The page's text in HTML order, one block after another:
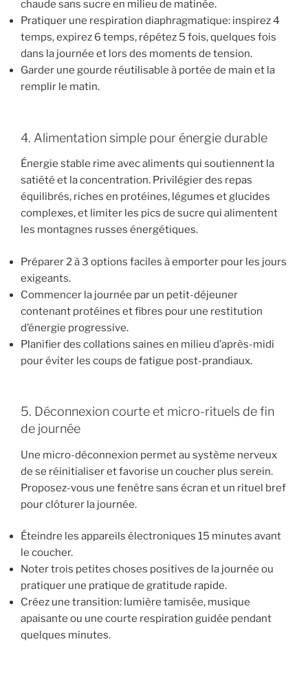
chaude sans sucre en milieu de matinée.
Pratiquer une respiration diaphragmatique: inspirez 4
temps, expirez 6 temps, répétez 5 fois, quelques fois
dans la journée et lors des moments de tension.
Garder une gourde réutilisable à portée de main et la
remplir le matin.
4. Alimentation simple pour énergie durable
Énergie stable rime avec aliments qui soutiennent la
satiété et la concentration. Privilégier des repas
équilibrés, riches en protéines, légumes et glucides
complexes, et limiter les pics de sucre qui alimentent
les montagnes russes énergétiques.
Préparer 2 à 3 options faciles à emporter pour les jours
exigeants.
Commencer la journée par un petit-déjeuner
contenant protéines et fibres pour une restitution
d’énergie progressive.
Planifier des collations saines en milieu d’après-midi
pour éviter les coups de fatigue post-prandiaux.
5. Déconnexion courte et micro-rituels de fin
de journée
Une micro-déconnexion permet au système nerveux
de se réinitialiser et favorise un coucher plus serein.
Proposez-vous une fenêtre sans écran et un rituel bref
pour clôturer la journée.
Éteindre les appareils électroniques 15 minutes avant
le coucher.
Noter trois petites choses positives de la journée ou
pratiquer une pratique de gratitude rapide.
Créez une transition: lumière tamisée, musique
apaisante ou une courte respiration guidée pendant
quelques minutes.